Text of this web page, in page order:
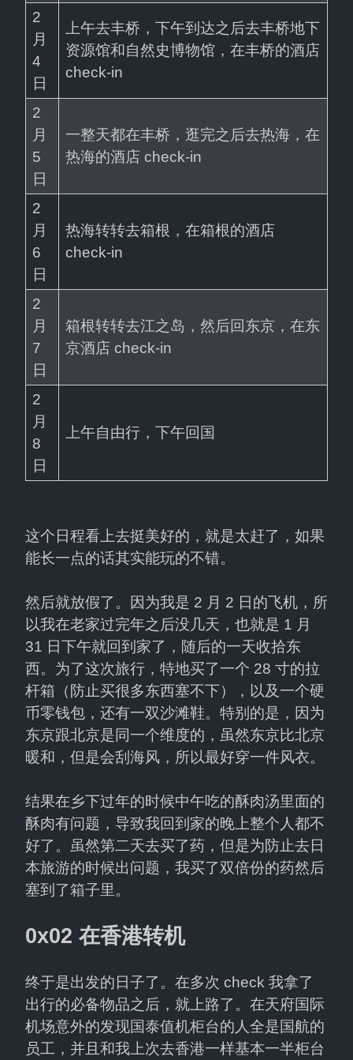
2
月
4
日
上午去丰桥，下午到达之后去丰桥地下
资源馆和自然史博物馆，在丰桥的酒店
check-in
2
月
5
日
一整天都在丰桥，逛完之后去热海，在
热海的酒店 check-in
2
月
6
日
热海转转去箱根，在箱根的酒店
check-in
2
月
7
日
箱根转转去江之岛，然后回东京，在东
京酒店 check-in
2
月
8
日
上午自由行，下午回国
这个日程看上去挺美好的，就是太赶了，如果
能长一点的话其实能玩的不错。
然后就放假了。因为我是 2 月 2 日的飞机，所
以我在老家过完年之后没几天，也就是 1 月
31 日下午就回到家了，随后的一天收拾东
西。为了这次旅行，特地买了一个 28 寸的拉
杆箱（防止买很多东西塞不下），以及一个硬
币零钱包，还有一双沙滩鞋。特别的是，因为
东京跟北京是同一个维度的，虽然东京比北京
暖和，但是会刮海风，所以最好穿一件风衣。
结果在乡下过年的时候中午吃的酥肉汤里面的
酥肉有问题，导致我回到家的晚上整个人都不
好了。虽然第二天去买了药，但是为防止去日
本旅游的时候出问题，我买了双倍份的药然后
塞到了箱子里。
0x02 在香港转机
终于是出发的日子了。在多次 check 我拿了
出行的必备物品之后，就上路了。在天府国际
机场意外的发现国泰值机柜台的人全是国航的
员工，并且和我上次去香港一样基本一半柜台